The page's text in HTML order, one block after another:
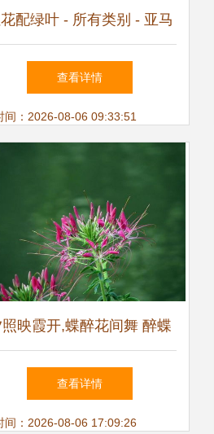
配绿叶 - 所有类别 - 亚马
逊
查看详情
间：2026-08-06 09:33:51
照映霞开,蝶醉花间舞 醉蝶
花
查看详情
间：2026-08-06 17:09:26